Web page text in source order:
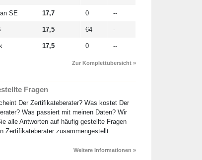
SE 17,7 0 --
17,5 64 -
17,5 0 --
Zur Komplettübersicht »
Fragen
Der Zertifikateberater? Was kostet Der
Was passiert mit meinen Daten? Wir
alle Antworten auf häufig gestellte Fragen
Zertifikateberater zusammengestellt.
Weitere Informationen »